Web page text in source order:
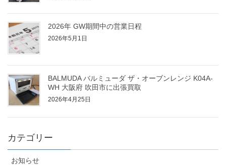
2026年 GW期間中の営業日程
2026年5月1日
BALMUDA バルミューダ ザ・オーブンレンジ K04A-
WH 大阪府 吹田市に出張買取
2026年4月25日
カテゴリー
お知らせ